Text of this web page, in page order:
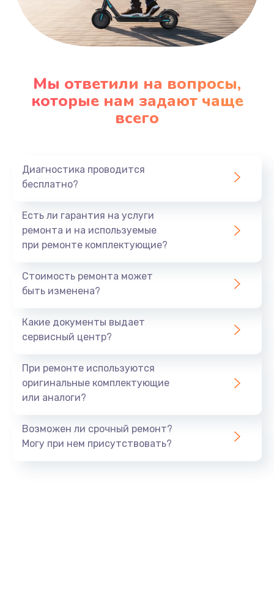
Мы ответили на вопросы,
которые нам задают чаще
всего
Диагностика проводится
бесплатно?
Есть ли гарантия на услуги
ремонта и на используемые
при ремонте комплектующие?
Стоимость ремонта может
быть изменена?
Какие документы выдает
сервисный центр?
При ремонте используются
оригинальные комплектующие
или аналоги?
Возможен ли срочный ремонт?
Могу при нем присутствовать?